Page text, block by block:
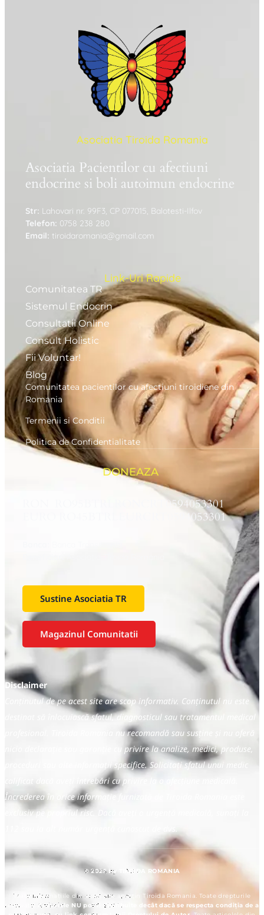
Asociatia Tiroida Romania
Asociatia Pacientilor cu afectiuni
endocrine si boli autoimun endocrine
Str: Lahovari nr. 99F3, CP 077015, Balotesti-Ilfov
Telefon: 0758 238 280
Email: tiroidaromania@gmail.com
Link-Uri Rapide
Comunitatea TR
Sistemul Endocrin
Consultatii Online
Consult Holistic
Fii Voluntar!
Blog
Comunitatea pacientilor cu afectiuni tiroidiene din
Romania
Termenii si Conditii
Politica de Confidentialitate
DONEAZA
RON RO95BTRLRONCRT0594053301
EURO RO45BTRLEURCRT0594053301
Sustine Asociatia TR
Magazinul Comunitatii
Disclaimer
Conținutul de pe acest site are scop informativ. Conținutul nu este
destinat să înlocuiască sfatul, diagnosticul sau tratamentul medical
profesional. Tiroida Romania nu recomandă sau susține și nu oferă
nicio declarație sau garanție cu privire la analize, medici, produse,
proceduri sau alte informații specifice. Solicitați sfatul unui medic
calificat dacă aveți întrebări cu privire la o afecțiune medicală.
Încrederea în orice informație furnizată de Tiroida Romania este
exclusiv pe propriul risc. Dacă aveți o urgență medicală, sunați la
© 2025 by TIROIDA ROMANIA
Toate informațiile din acest site aparțin Tiroida Romania. Toate drepturile
rezervate. Articolele NU pot fi distribuite decât dacă se respecta condiția de a